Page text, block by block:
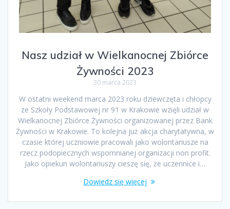
Nasz udział w Wielkanocnej Zbiórce
Żywności 2023
30 marca 2023
W ostatni weekend marca 2023 roku dziewczęta i chłopcy
ze Szkoły Podstawowej nr 91 w Krakowie wzięli udział w
Wielkanocnej Zbiórce Żywności organizowanej przez Bank
Żywności w Krakowie. To kolejna już akcja charytatywna, w
czasie której uczniowie pracowali jako wolontariusze na
rzecz podopiecznych wspomnianej organizacji non profit.
Jako opiekun wolontariuszy cieszę się, że uczennice i…
Dowiedz się więcej